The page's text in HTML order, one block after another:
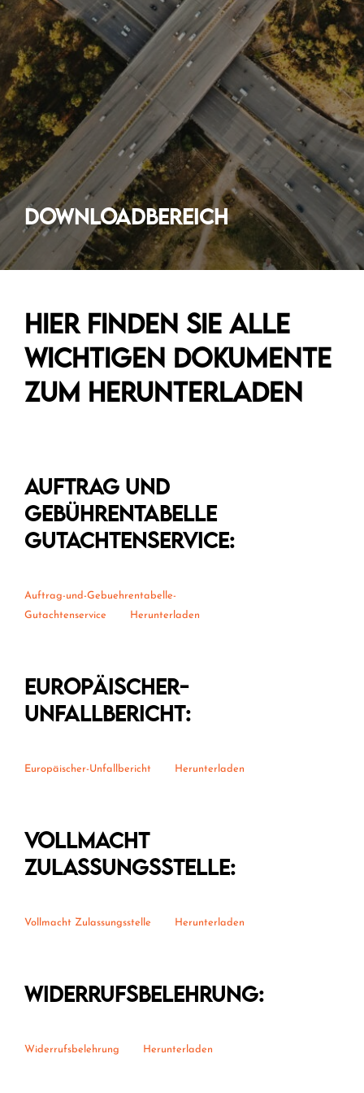
Downloadbereich
Hier finden Sie alle
wichtigen Dokumente
zum Herunterladen
Auftrag und
Gebührentabelle
Gutachtenservice:
Auftrag-und-Gebuehrentabelle-
Gutachtenservice
Herunterladen
Europäischer-
Unfallbericht:
Europäischer-Unfallbericht Herunterladen
Vollmacht
Zulassungsstelle:
Vollmacht Zulassungsstelle Herunterladen
Widerrufsbelehrung:
Widerrufsbelehrung Herunterladen